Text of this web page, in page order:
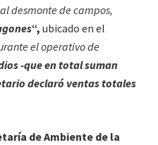
desmonte de campos,
“, ubicado en el
el operativo de
-que en total suman
declaró ventas totales
de Ambiente de la